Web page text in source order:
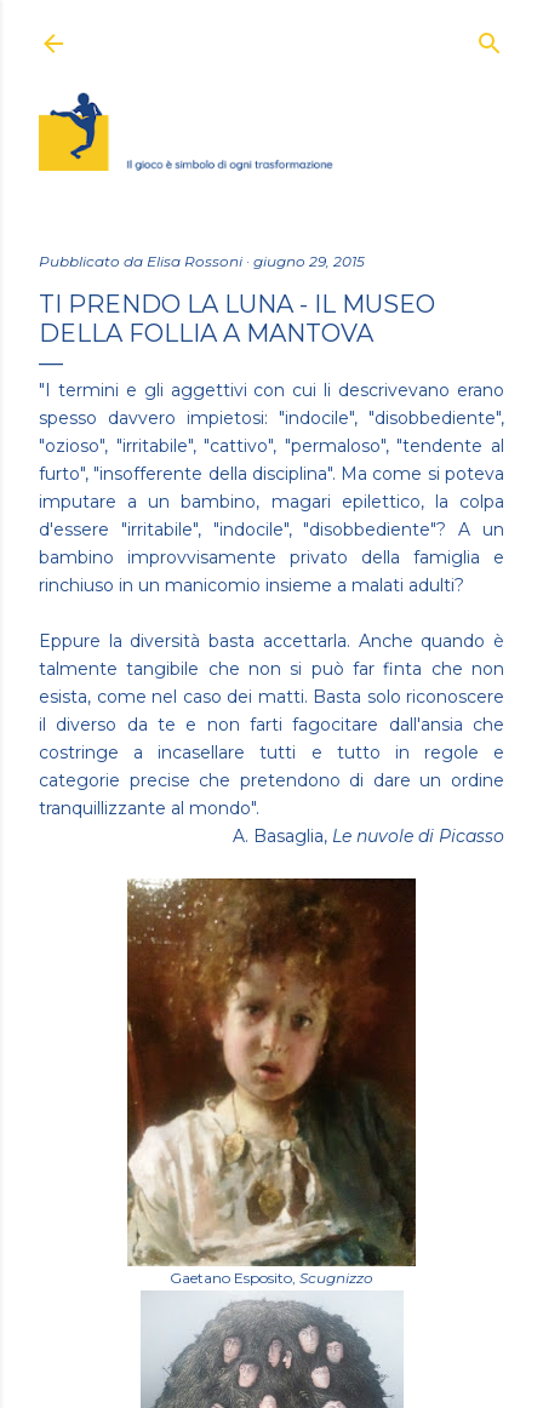
Pubblicato da Elisa Rossoni giugno 29, 2015
TI PRENDO LA LUNA - IL MUSEO
DELLA FOLLIA A MANTOVA
"I termini e gli aggettivi con cui li descrivevano erano
spesso davvero impietosi: "indocile", "disobbediente",
"ozioso", "irritabile", "cattivo", "permaloso", "tendente al
furto", "insofferente della disciplina". Ma come si poteva
imputare a un bambino, magari epilettico, la colpa
d'essere "irritabile", "indocile", "disobbediente"? A un
bambino improvvisamente privato della famiglia e
rinchiuso in un manicomio insieme a malati adulti?
Eppure la diversità basta accettarla. Anche quando è
talmente tangibile che non si può far finta che non
esista, come nel caso dei matti. Basta solo riconoscere
il diverso da te e non farti fagocitare dall'ansia che
costringe a incasellare tutti e tutto in regole e
categorie precise che pretendono di dare un ordine
tranquillizzante al mondo".
A. Basaglia, Le nuvole di Picasso
Gaetano Esposito, Scugnizzo